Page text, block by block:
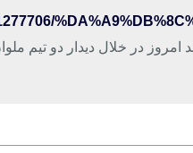
در خلال دیدار دو تیم